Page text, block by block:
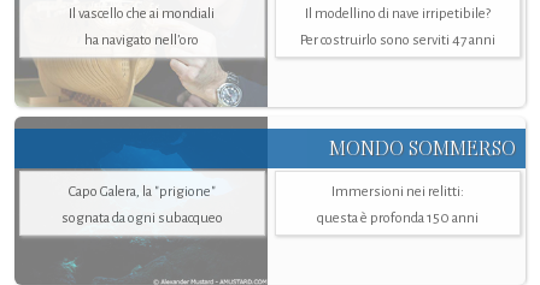
Il vascello che ai mondiali
ha navigato nell’oro
Il modellino di nave irripetibile?
Per costruirlo sono serviti 47 anni
MONDO SOMMERSO
Capo Galera, la "prigione"
sognata da ogni subacqueo
Immersioni nei relitti:
questa è profonda 150 anni